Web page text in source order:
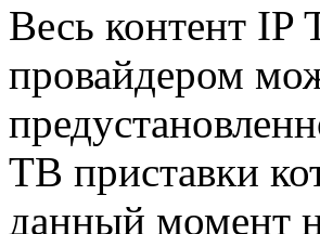
Весь контент IP
провайдером
ТВ приставки
данный момент